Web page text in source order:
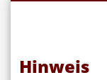
Hinweis